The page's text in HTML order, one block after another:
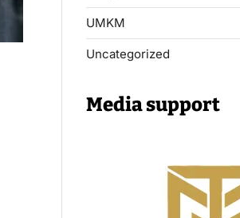
UMKM
Uncategorized
Media support